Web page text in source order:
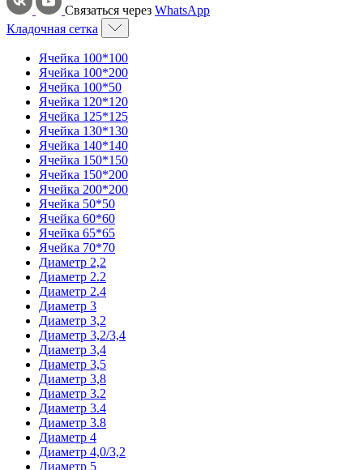
Связаться через WhatsApp
Кладочная сетка
Ячейка 100*100
Ячейка 100*200
Ячейка 100*50
Ячейка 120*120
Ячейка 125*125
Ячейка 130*130
Ячейка 140*140
Ячейка 150*150
Ячейка 150*200
Ячейка 200*200
Ячейка 50*50
Ячейка 60*60
Ячейка 65*65
Ячейка 70*70
Диаметр 2,2
Диаметр 2.2
Диаметр 2.4
Диаметр 3
Диаметр 3,2
Диаметр 3,2/3,4
Диаметр 3,4
Диаметр 3,5
Диаметр 3,8
Диаметр 3.2
Диаметр 3.4
Диаметр 3.8
Диаметр 4
Диаметр 4,0/3,2
Диаметр 5